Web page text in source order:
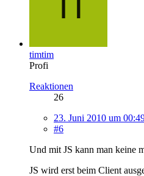
timtim
Profi
Reaktionen
26
23. Juni 2010 um
#6
Und mit JS kann man keine
JS wird erst beim Client